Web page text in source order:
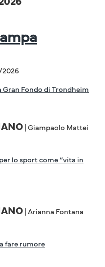
2026
Fondo di Trondheim
| Giampaolo Mattei
lo sport come “vita in
| Arianna Fontana
fare rumore